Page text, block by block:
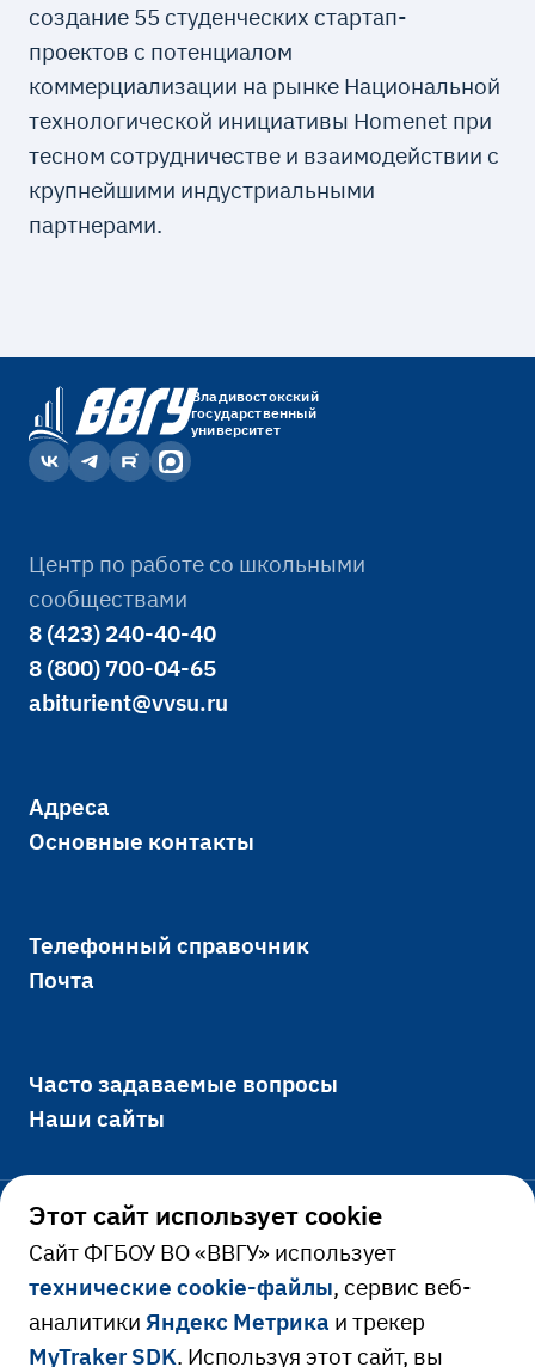
создание 55 студенческих стартап-
проектов с потенциалом
коммерциализации на рынке Национальной
технологической инициативы Homenet при
тесном сотрудничестве и взаимодействии с
крупнейшими индустриальными
партнерами.
Владивостокский
государственный
университет
Центр по работе со школьными
сообществами
8 (423) 240-40-40
8 (800) 700-04-65
abiturient@vvsu.ru
Адреса
Основные контакты
Телефонный справочник
Почта
Часто задаваемые вопросы
Наши сайты
Официально
Сведения об образовательной
организации
Ресурсы и сервисы
Этот сайт использует cookie
Cайт ФГБОУ ВО «ВВГУ» использует
технические cookie-файлы, сервис веб-
аналитикиЯндекс Метрика и трекер
MyTraker SDK. Используя этот сайт, вы